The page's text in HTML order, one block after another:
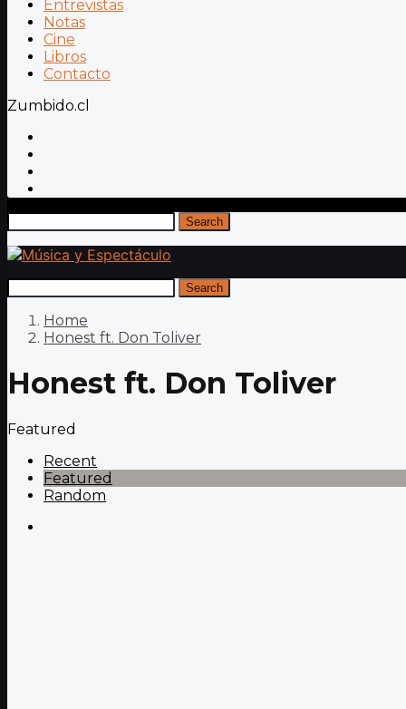
Entrevistas
Notas
Cine
Libros
Contacto
Zumbido.cl
Search
Search
Home
Honest ft. Don Toliver
Honest ft. Don Toliver
Featured
Recent
Featured
Random